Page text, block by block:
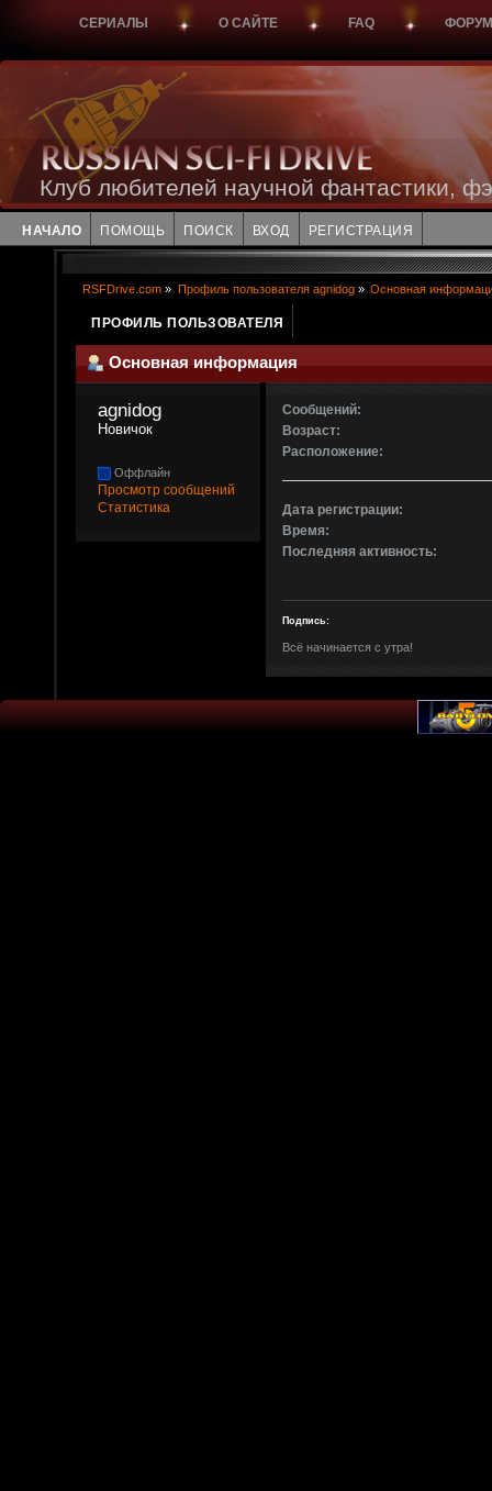
СЕРИАЛЫ О САЙТЕ FAQ ФОРУМ
Клуб любителей научной фантастики,
НАЧАЛО ПОМОЩЬ ПОИСК ВХОД РЕГИСТРАЦИЯ
RSFDrive.com » Профиль пользователя agnidog» Основная
ПРОФИЛЬ ПОЛЬЗОВАТЕЛЯ
Основная информация
agnidog
Новичок
Оффлайн
Просмотр сообщений
Статистика
Сообщений:
Возраст:
Расположение:
Дата регистрации:
Время:
Последняя активность:
Подпись:
Всё начинается с утра!